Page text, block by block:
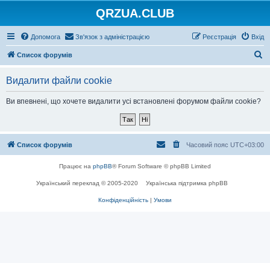
QRZUA.CLUB
Допомога Зв'язок з адміністрацією Вхід
Реєстрація
Список форумів
Видалити файли cookie
Ви впевнені, що хочете видалити усі встановлені форумом файли cookie?
Список форумів Часовий пояс UTC+03:00
Працює на phpBB® Forum Software © phpBB Limited
Український переклад © 2005-2020 Українська підтримка phpBB
Конфіденційність | Умови